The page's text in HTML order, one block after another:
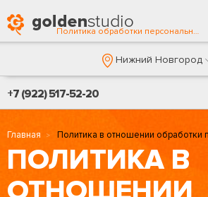
Политика обработки персональных данных
Нижний Новгород
+7 (922) 517-52-20
Главная Политика в отношении обработки
ПОЛИТИКА В